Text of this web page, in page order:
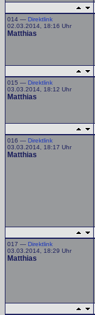
014 — Direktlink
02.03.2014, 18:16 Uhr
Matthias
015 — Direktlink
03.03.2014, 18:12 Uhr
Matthias
016 — Direktlink
03.03.2014, 18:17 Uhr
Matthias
017 — Direktlink
03.03.2014, 18:29 Uhr
Matthias